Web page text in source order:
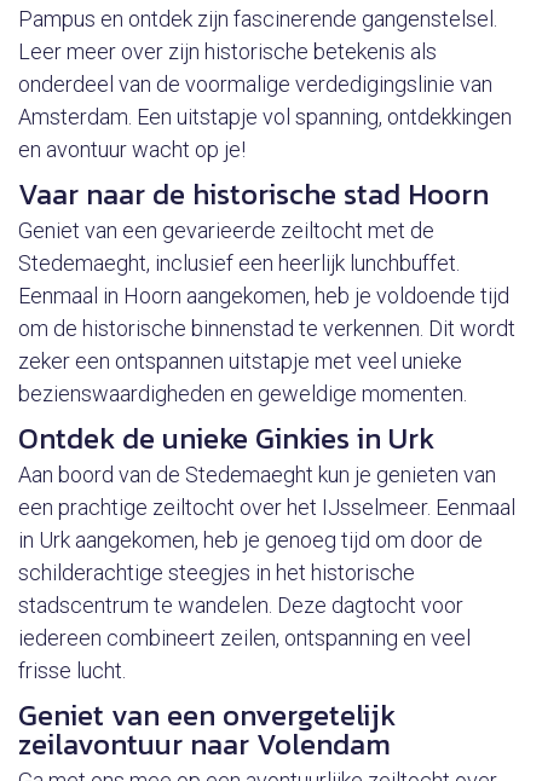
Pampus en ontdek zijn fascinerende gangenstelsel.
Leer meer over zijn historische betekenis als
onderdeel van de voormalige verdedigingslinie van
Amsterdam. Een uitstapje vol spanning, ontdekkingen
en avontuur wacht op je!
Vaar naar de historische stad Hoorn
Geniet van een gevarieerde zeiltocht met de
Stedemaeght, inclusief een heerlijk lunchbuffet.
Eenmaal in Hoorn aangekomen, heb je voldoende tijd
om de historische binnenstad te verkennen. Dit wordt
zeker een ontspannen uitstapje met veel unieke
bezienswaardigheden en geweldige momenten.
Ontdek de unieke Ginkies in Urk
Aan boord van de Stedemaeght kun je genieten van
een prachtige zeiltocht over het IJsselmeer. Eenmaal
in Urk aangekomen, heb je genoeg tijd om door de
schilderachtige steegjes in het historische
stadscentrum te wandelen. Deze dagtocht voor
iedereen combineert zeilen, ontspanning en veel
frisse lucht.
Geniet van een onvergetelijk
zeilavontuur naar Volendam